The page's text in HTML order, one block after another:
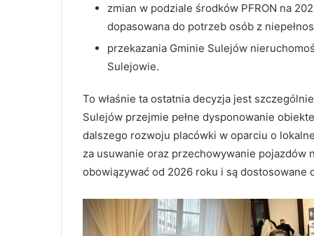
zmian w podziale środków PFRON na
dopasowana do potrzeb osób z
przekazania Gminie Sulejów
Sulejowie.
To właśnie ta ostatnia decyzja jest
Sulejów przejmie pełne dysponowanie
dalszego rozwoju placówki w oparciu o
za usuwanie oraz przechowywanie pojazdów
obowiązywać od 2026 roku i są dostosowane